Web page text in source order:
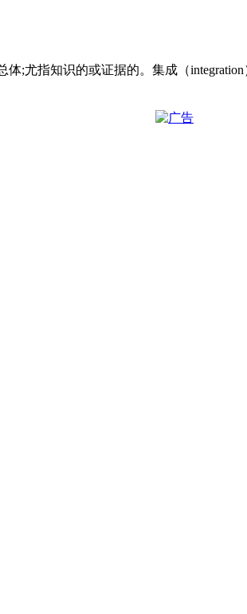
体;尤指知识的或证据的。集成（